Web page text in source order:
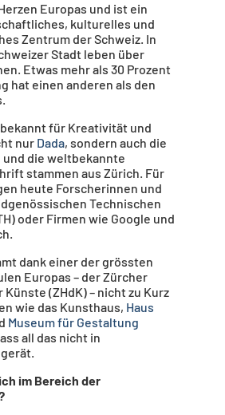
Europas und ist ein
kulturelles und
Zentrum der Schweiz. In
Stadt leben über
Etwas mehr als 30 Prozent
hat einen anderen als den
für Kreativität und
nur Dada, sondern auch die
und die weltbekannte
stammen aus Zürich. Für
heute Forscherinnen und
Technischen
oder Firmen wie Google und
dank einer der grössten
Europas – der Zürcher
(ZHdK) – nicht zu Kurz
wie das Kunsthaus, Haus
Museum für Gestaltung
all das nicht in
im Bereich der